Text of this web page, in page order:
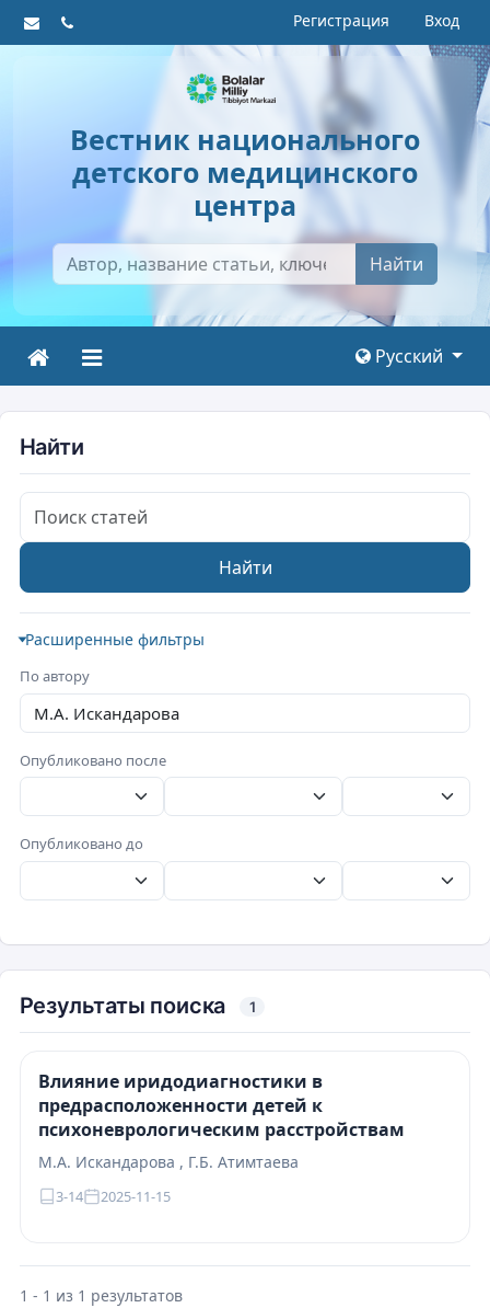
Регистрация Вход
Вестник национального
детского медицинского
центра
Найти
Русский
Найти
Поиск статей
Найти
Расширенные фильтры
По автору
Опубликовано после
Опубликовано до
Результаты поиска 1
Влияние иридодиагностики в
предрасположенности детей к
психоневрологическим расстройствам
М.А. Искандарова , Г.Б. Атимтаева
3-14 2025-11-15
1 - 1 из 1 результатов